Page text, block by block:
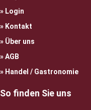
Login
Kontakt
Über uns
AGB
Handel / Gastronomie
So finden Sie uns